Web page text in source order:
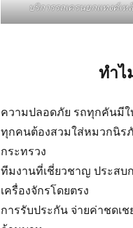
บริการรถเครนยกแทงค์เ
ทำไ
ความปลอดภัย รถทุกคันมีใ
ทุกคนต้องสวมใส่หมวกนิร
กระทรวง
ทีมงานที่เชี่ยวชาญ ประส
เครื่องจักรโดยตรง
การรับประกัน จ่ายค่าชดเ